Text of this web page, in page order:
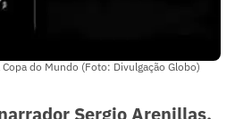
do Mundo (Foto: Divulgação Globo)
Sergio Arenillas,